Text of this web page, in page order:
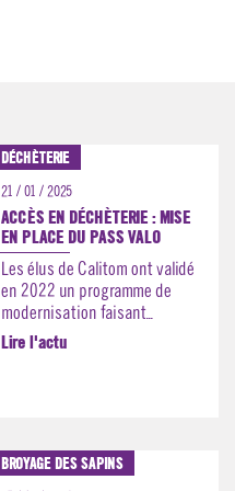
DÉCHÈTERIE
21 / 01 / 2025
ACCÈS EN DÉCHÈTERIE : MISE
EN PLACE DU PASS VALO
Les élus de Calitom ont validé
en 2022 un programme de
modernisation faisant...
Lire l'actu
BROYAGE DES SAPINS